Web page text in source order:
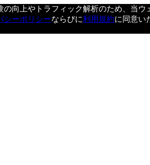
の向上やトラフィック解析のため、当
シーポリシーならびに利用規約に同意い